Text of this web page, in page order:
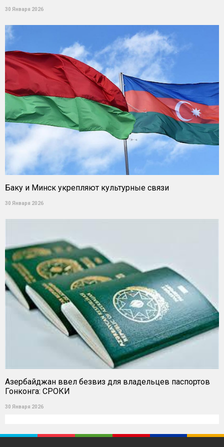
30 Января 2026
Баку и Минск укрепляют культурные связи
30 Января 2026
Азербайджан ввел безвиз для владельцев паспортов
Гонконга: СРОКИ
30 Января 2026